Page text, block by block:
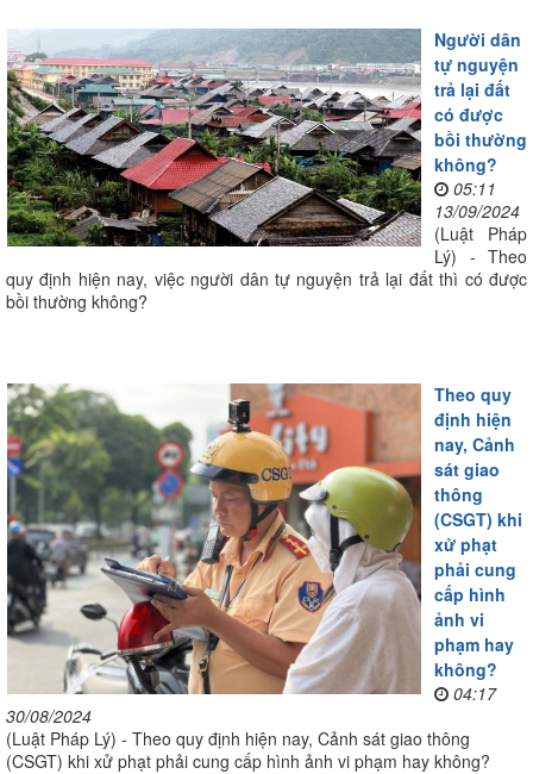
Người dân
tự nguyện
trả lại đất
có được
bồi thường
không?
05:11
13/09/2024
(Luật Pháp
Lý) - Theo
quy định hiện nay, việc người dân tự nguyện trả lại đất thì có được
bồi thường không?
Theo quy
định hiện
nay, Cảnh
sát giao
thông
(CSGT) khi
xử phạt
phải cung
cấp hình
ảnh vi
phạm hay
không?
04:17
30/08/2024
(Luật Pháp Lý) - Theo quy định hiện nay, Cảnh sát giao thông
(CSGT) khi xử phạt phải cung cấp hình ảnh vi phạm hay không?